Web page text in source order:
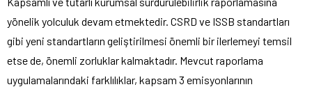
yönelik yolculuk devam etmektedir. CSRD ve ISSB standartları
gibi yeni standartların geliştirilmesi önemli bir ilerlemeyi temsil
etse de, önemli zorluklar kalmaktadır. Mevcut raporlama
uygulamalarındaki farklılıklar, kapsam 3 emisyonlarının